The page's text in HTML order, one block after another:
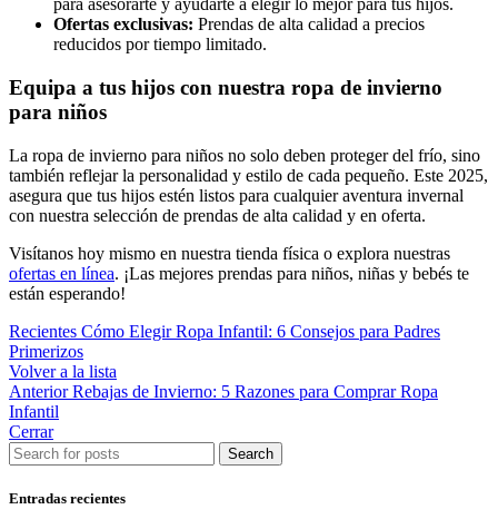
para asesorarte y ayudarte a elegir lo mejor para tus hijos.
Ofertas exclusivas: Prendas de alta calidad a precios
reducidos por tiempo limitado.
Equipa a tus hijos con nuestra ropa de invierno
para niños
La ropa de invierno para niños no solo deben proteger del frío, sino
también reflejar la personalidad y estilo de cada pequeño. Este 2025,
asegura que tus hijos estén listos para cualquier aventura invernal
con nuestra selección de prendas de alta calidad y en oferta.
Visítanos hoy mismo en nuestra tienda física o explora nuestras
ofertas en línea. ¡Las mejores prendas para niños, niñas y bebés te
están esperando!
Recientes Cómo Elegir Ropa Infantil: 6 Consejos para Padres
Primerizos
Volver a la lista
Anterior Rebajas de Invierno: 5 Razones para Comprar Ropa
Infantil
Cerrar
Search
Entradas recientes